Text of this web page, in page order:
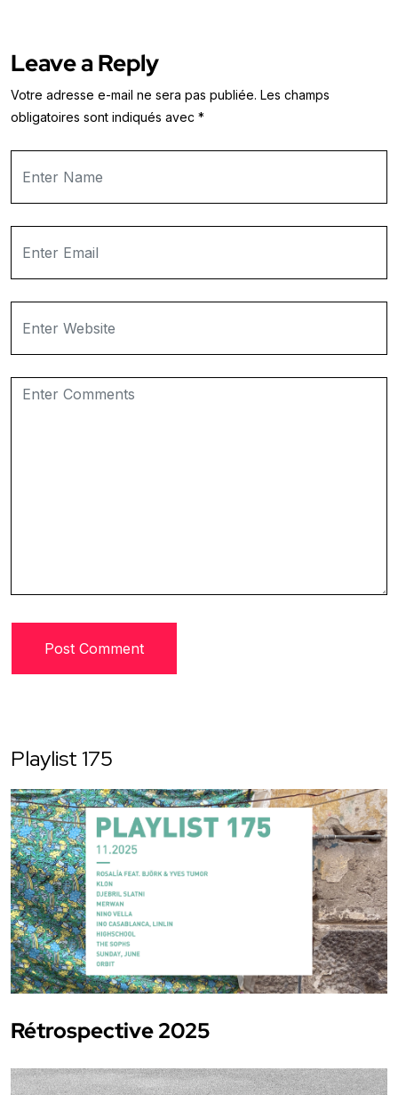
Leave a Reply
Votre adresse e-mail ne sera pas publiée. Les champs
obligatoires sont indiqués avec *
Playlist 175
Rétrospective 2025